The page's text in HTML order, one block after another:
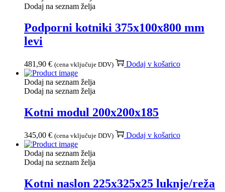
Dodaj na seznam želja
Podporni kotniki 375x100x800 mm
levi
481,90 € (cena vključuje DDV) Dodaj v košarico
Dodaj na seznam želja
Dodaj na seznam želja
Kotni modul 200x200x185
345,00 € (cena vključuje DDV) Dodaj v košarico
Dodaj na seznam želja
Dodaj na seznam želja
Kotni naslon 225x325x25 luknje/reža